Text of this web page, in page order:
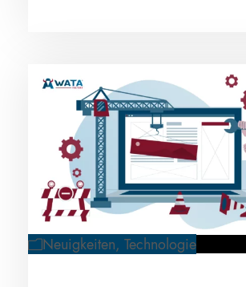
Neuigkeiten, Technologie